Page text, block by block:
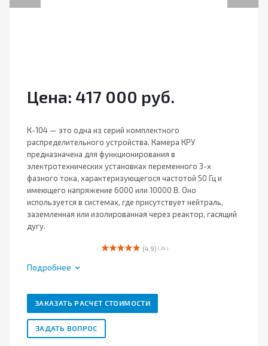
Цена: 417 000 руб.
К-104 — это одна из серий комплектного
распределительного устройства. Камера КРУ
предназначена для функционирования в
электротехнических установках переменного 3-х
фазного тока, характеризующегося частотой 50 Гц и
имеющего напряжение 6000 или 10000 В. Оно
используется в системах, где присутствует нейтраль,
заземленная или изолированная через реактор, гасящий
дугу.
(4.9) ( 24 )
Подробнее
ЗАКАЗАТЬ РАСЧЕТ СТОИМОСТИ
ЗАДАТЬ ВОПРОС